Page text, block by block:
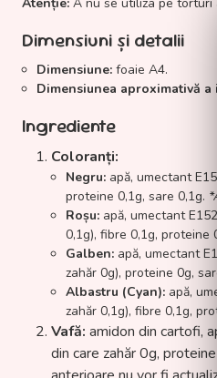
Atenție: A nu se utiliza pe
Dimensiuni și detalii
Dimensiune: foaie A4.
Dimensiunea aproximativă a
Ingrediente
Coloranți:
Negru: apă, umectant
proteine 0,1g, sare 0,1g.
Roșu: apă, umectant
0,1g), fibre 0,1g, proteine
Galben: apă, umectant
zahăr 0g), proteine 0g,
Albastru (Cyan): apă,
zahăr 0,1g), fibre 0,1g,
Vafă: amidon din cartofi,
din care zahăr 0g,